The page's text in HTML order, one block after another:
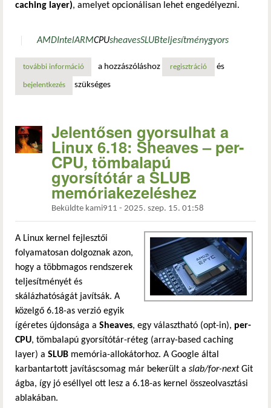
caching layer), amelyet opcionálisan lehet engedélyezni.
AMDIntelARMCPUsheavesSLUBteljesítménygyors
további információsheaves: új teljesítményfejlesztés a linux kernelben
a hozzászóláshoz regisztráció és
bejelentkezés szükséges
Jelentősen gyorsulhat a
Linux 6.18: Sheaves – per-
CPU, tömbalapú
gyorsítótár a SLUB
memóriakezeléshez
Beküldte kami911 - 2025. szep. 15. 01:58
A Linux kernel fejlesztői
folyamatosan dolgoznak azon,
hogy a többmagos rendszerek
teljesítményét és
skálázhatóságát javítsák. A
közelgő 6.18-as verzió egyik
ígéretes újdonsága a Sheaves, egy választható (opt-in), per-
CPU, tömbalapú gyorsítótár-réteg (array-based caching
layer) a SLUB memória-allokátorhoz. A Google által
karbantartott javításcsomag már bekerült a slab/for-nextGit
ágba, így jó eséllyel ott lesz a 6.18-as kernel összeolvasztási
ablakában.